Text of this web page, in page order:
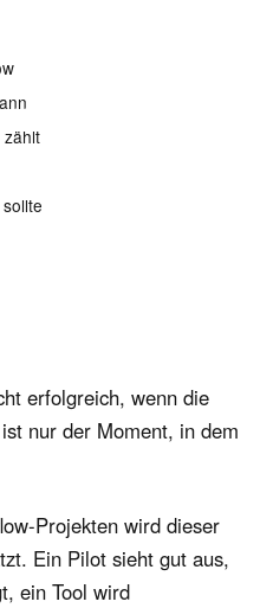
zählt
erfolgreich, wenn die
nur der Moment, in dem
Projekten wird dieser
Ein Pilot sieht gut aus,
ein Tool wird